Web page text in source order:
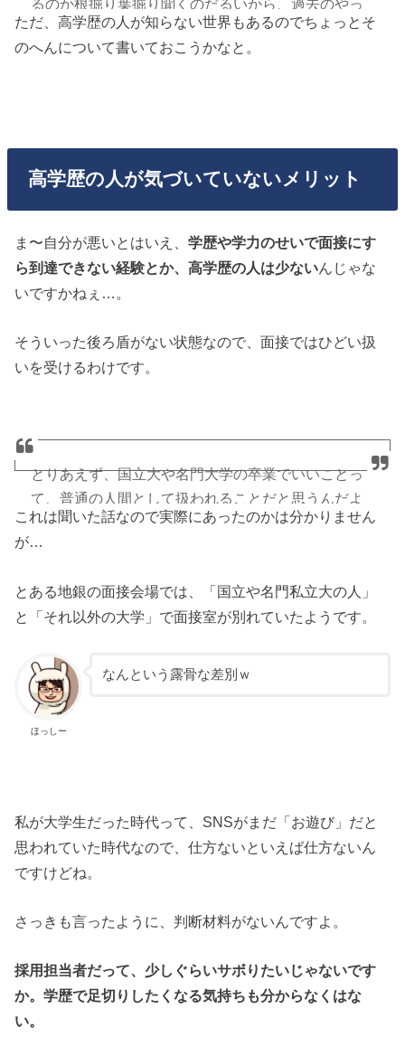
るのか根掘り葉掘り聞くのだるいから、過去のやっ
てきたこと参考にするか」ってことだったんじゃな
いかな。知る手段がなかったよね。
じゃない？
ただ、高学歴の人が知らない世界もあるのでちょっとそ
のへんについて書いておこうかなと。
高学歴の人が気づいていないメリット
ま〜自分が悪いとはいえ、学歴や学力のせいで面接にす
ら到達できない経験とか、高学歴の人は少ないんじゃな
いですかねぇ…。
そういった後ろ盾がない状態なので、面接ではひどい扱
いを受けるわけです。
とりあえず、国立大や名門大学の卒業でいいことっ
て、普通の人間として扱われることだと思うんだよ
ねw Fランでの就活は大変だったぞ。面接で「あぁ、
聞いたことない大学だね」っていきなりヤル気なく
思うけど。学歴ないならフリーランスの方がいいか
も
— ほっしー@10月に出版予定📖
(@HossyMentalHack)
これは聞いた話なので実際にあったのかは分かりません
が…
とある地銀の面接会場では、「国立や名門私立大の人」
と「それ以外の大学」で面接室が別れていたようです。
ほっしー
なんという露骨な差別ｗ
私が大学生だった時代って、SNSがまだ「お遊び」だと
思われていた時代なので、仕方ないといえば仕方ないん
ですけどね。
さっきも言ったように、判断材料がないんですよ。
採用担当者だって、少しぐらいサボりたいじゃないです
か。学歴で足切りしたくなる気持ちも分からなくはな
い。